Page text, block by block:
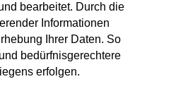
bearbeitet. Durch die
Informationen
Ihrer Daten. So
bedürfnisgerechtere
erfolgen.